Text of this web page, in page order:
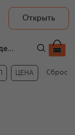
Открыть
Коричневая женская одежда из кожи Chaud Studio
ЦЕНА